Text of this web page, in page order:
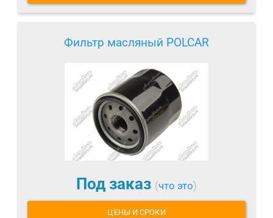
Фильтр масляный POLCAR
Под заказ (что это)
ЦЕНЫ И СРОКИ